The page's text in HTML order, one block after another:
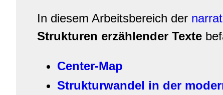
In diesem Arbeitsbereich der
Strukturen erzählender Texte
Center-Map
Strukturwandel in der